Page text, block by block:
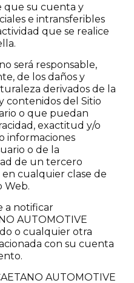
que su cuenta y
e intransferibles
que se realice
será responsable,
de los daños y
derivados de la
contenidos del Sitio
o que puedan
exactitud y/o
informaciones
o de la
de un tercero
cualquier clase de
Web.
a notificar
AUTOMOTIVE
o cualquier otra
con su cuenta
AUTOMOTIVE